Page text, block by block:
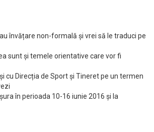
învățare non-formală și vrei să le traduci pe
sunt și temele orientative care vor fi
cu Direcția de Sport și Tineret pe un termen
în perioada 10-16 iunie 2016 și la